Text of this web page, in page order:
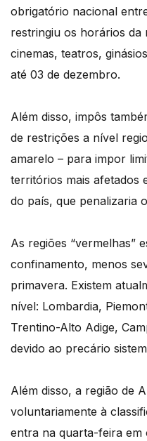
obrigatório nacional
restringiu os horários
cinemas, teatros,
até 03 de dezembro.
Além disso, impôs
de restrições a nível
amarelo – para impor
territórios mais afetados
do país, que penalizaria
As regiões “vermelhas”
confinamento, menos
primavera. Existem
nível: Lombardia,
Trentino-Alto Adige,
devido ao precário
Além disso, a região de
voluntariamente à
entra na quarta-feira em